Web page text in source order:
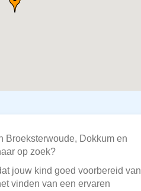
Broeksterwoude, Dokkum en
op zoek?
jouw kind goed voorbereid van
vinden van een ervaren